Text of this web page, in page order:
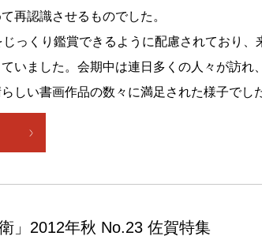
再認識させるものでした。
っくり鑑賞できるように配慮されており
いました。会期中は連日多くの人々が訪
しい書画作品の数々に満足された様子でし
」2012年秋 No.23 佐賀特集